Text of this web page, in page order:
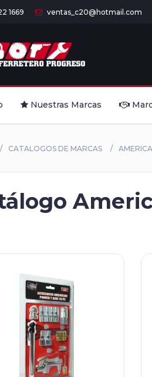
1669 ventas_c20@hotmail.com
Nuestras Marcas
CATALOGOS DE MARCAS